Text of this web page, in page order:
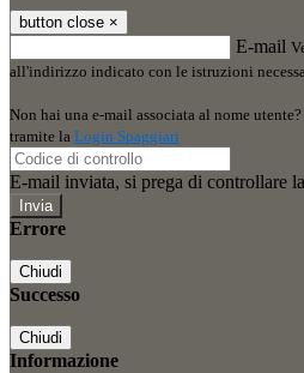
button close ×
E-mail
all'indirizzo indicato con le istruzioni
Non hai una e-mail associata al nome
tramite la Login Spaggiari
E-mail inviata, si prega di controllare
Errore
Chiudi
Successo
Chiudi
Informazione